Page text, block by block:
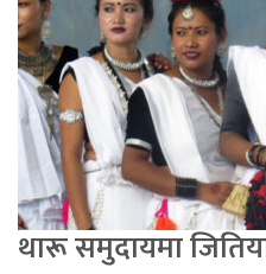
थारू समुदायमा